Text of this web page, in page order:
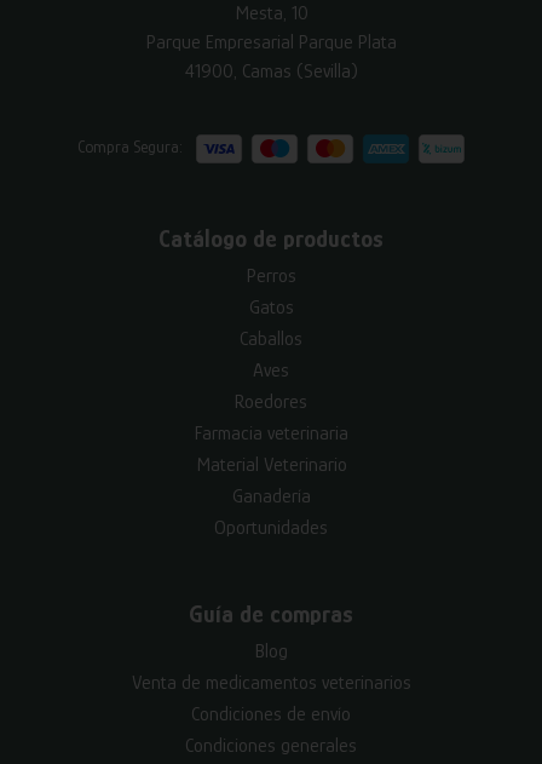
Mesta, 10
Parque Empresarial Parque Plata
41900, Camas (Sevilla)
Compra Segura:
Catálogo de productos
Perros
Gatos
Caballos
Aves
Roedores
Farmacia veterinaria
Material Veterinario
Ganadería
Oportunidades
Guía de compras
Blog
Venta de medicamentos veterinarios
Condiciones de envío
Condiciones generales